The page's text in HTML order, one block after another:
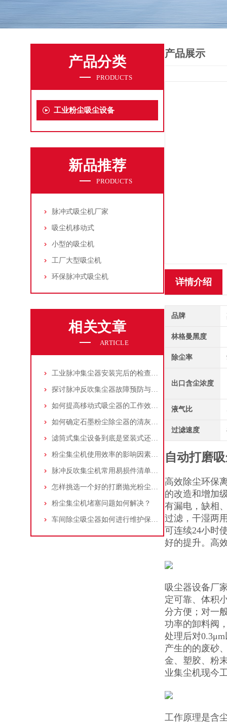
产品分类
PRODUCTS
工业粉尘吸尘设备
新品推荐
PRODUCTS
脉冲式吸尘机厂家
吸尘机移动式
小型的吸尘机
工厂大型吸尘机
环保脉冲式吸尘机
相关文章
ARTICLE
工业脉冲集尘器安装完后的检查工作详解
探讨脉冲反吹集尘器故障预防与维护要点
如何提高移动式吸尘器的工作效率？
如何确定石墨粉尘除尘器的清灰速度？
滤筒式集尘设备到底是竖装式还是横装式？
粉尘集尘机使用效率的影响因素及改进措施
脉冲反吹集尘机常用易损件清单与更换周期建议
怎样挑选一个好的打磨抛光粉尘吸尘器
粉尘集尘机堵塞问题如何解决？
车间除尘吸尘器如何进行维护保养？
产品展示
详情介绍
品牌
林格曼黑度
除尘率
出口含尘浓度
液气比
过滤速度
自动打磨
高效除尘环保
的改造和增加
有漏电，缺相
过滤，干湿两
可连续24小时
好的提升。高
吸尘器设备厂
定可靠、体积
分方便；对一
功率的卸料阀
处理后对
产生的的废砂
金、塑胶、粉
业集尘机现今
工作原理是含